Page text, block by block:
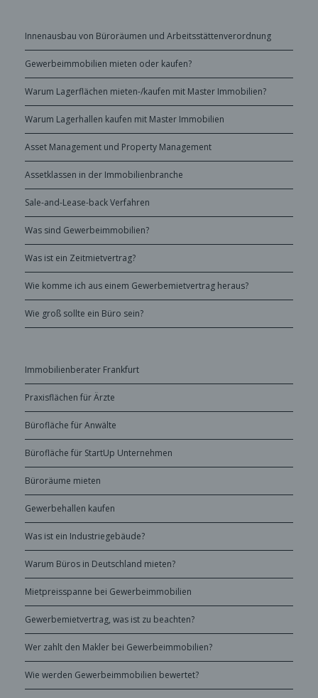
Innenausbau von Büroräumen und Arbeitsstättenverordnung
Gewerbeimmobilien mieten oder kaufen?
Warum Lagerflächen mieten-/kaufen mit Master Immobilien?
Warum Lagerhallen kaufen mit Master Immobilien
Asset Management und Property Management
Assetklassen in der Immobilienbranche
Sale-and-Lease-back Verfahren
Was sind Gewerbeimmobilien?
Was ist ein Zeitmietvertrag?
Wie komme ich aus einem Gewerbemietvertrag heraus?
Wie groß sollte ein Büro sein?
Immobilienberater Frankfurt
Praxisflächen für Ärzte
Bürofläche für Anwälte
Bürofläche für StartUp Unternehmen
Büroräume mieten
Gewerbehallen kaufen
Was ist ein Industriegebäude?
Warum Büros in Deutschland mieten?
Mietpreisspanne bei Gewerbeimmobilien
Gewerbemietvertrag, was ist zu beachten?
Wer zahlt den Makler bei Gewerbeimmobilien?
Wie werden Gewerbeimmobilien bewertet?